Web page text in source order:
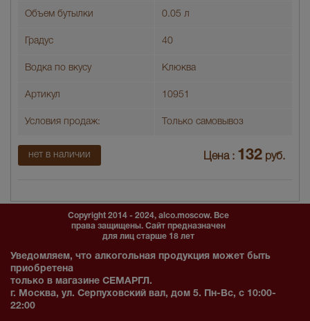
Объем бутылки 0.05 л
Градус 40
Водка по вкусу Клюква
Артикул 10951
Условия продаж: Только самовывоз
нет в наличии Цена : 132 руб.
Copyright 2014 - 2024, alco.moscow. Все
права защищены. Сайт предназначен
для лиц старше 18 лет
Уведомляем, что алкогольная продукция может быть
приобретена
только в магазине СЕМАРГЛ.
г. Москва, ул. Серпуховский вал, дом 5. Пн-Вс, с 10:00-
22:00